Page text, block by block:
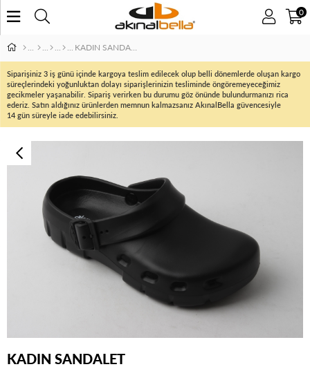
0
KADIN SANDALET
Siparişiniz 3 iş günü içinde kargoya teslim edilecek olup belli dönemlerde oluşan kargo
süreçlerindeki yoğunluktan dolayı siparişlerinizin tesliminde öngöremeyeceğimiz
gecikmeler yaşanabilir. Sipariş verirken bu durumu göz önünde bulundurmanızı rica
ederiz. Satın aldığınız ürünlerden memnun kalmazsanız AkınalBella güvencesiyle
14 gün süreyle iade edebilirsiniz.
KADIN SANDALET